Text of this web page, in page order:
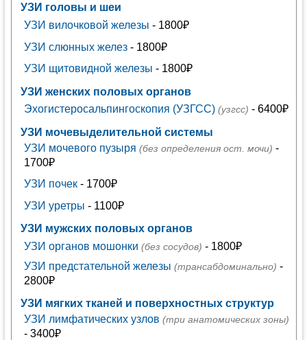
УЗИ головы и шеи
УЗИ вилочковой железы - 1800₽
УЗИ слюнных желез- 1800₽
УЗИ щитовидной железы - 1800₽
УЗИ женских половых органов
Эхогистеросальпингоскопия (УЗГСС) (узгсс) - 6400₽
УЗИ мочевыделительной системы
УЗИ мочевого пузыря (без определения ост. мочи) -
1700₽
УЗИ почек- 1700₽
УЗИ уретры - 1100₽
УЗИ мужских половых органов
УЗИ органов мошонки (без сосудов) - 1800₽
УЗИ предстательной железы (трансабдоминально) -
2800₽
УЗИ мягких тканей и поверхностных структур
УЗИ лимфатических узлов (три анатомических зоны)
- 3400₽